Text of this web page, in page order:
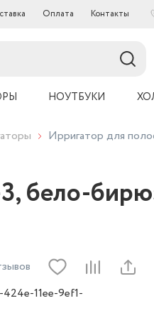
Оплата Контакты
НОУТБУКИ
Ирригатор для
бело-
11ee-9ef1-